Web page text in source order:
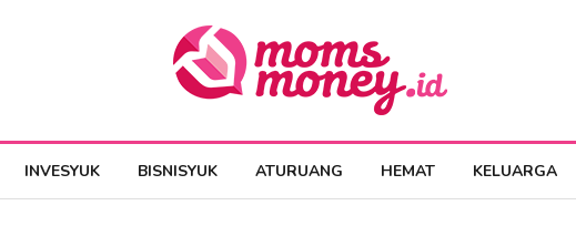
INVESYUK BISNISYUK ATURUANG HEMAT KELUARGA